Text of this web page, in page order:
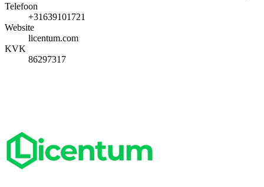
Telefoon
+31639101721
Website
licentum.com
KVK
86297317